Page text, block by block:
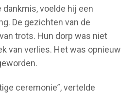
voelde hij een
De gezichten van de
trots. Hun dorp was niet
van verlies. Het was opnieuw
ceremonie”, vertelde